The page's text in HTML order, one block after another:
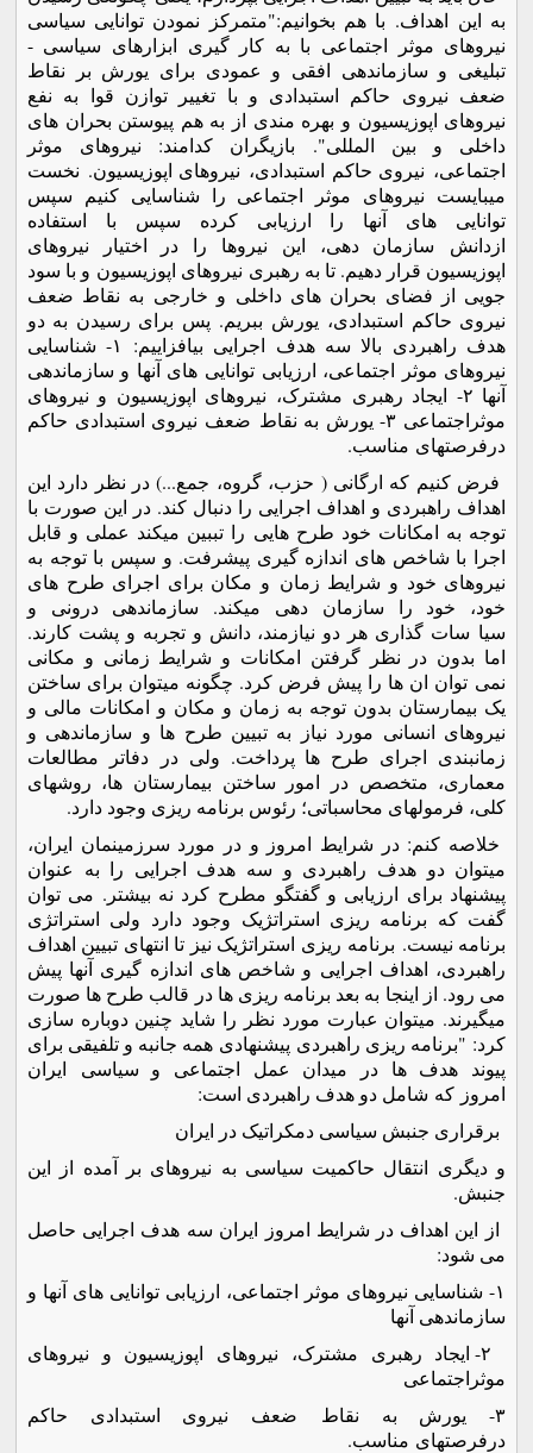
به این اهداف. با هم بخوانیم:"متمرکز نمودن توانایی سیاسی
نیروهای موثر اجتماعی با به کار گیری ابزارهای سیاسی -
تبلیغی و سازماندهی افقی و عمودی برای یورش بر نقاط
ضعف نیروی حاکم استبدادی و با تغییر توازن قوا به نفع
نیروهای اپوزیسیون و بهره مندی از به هم پیوستن بحران های
داخلی و بین المللی". بازیگران کدامند: نیروهای موثر
اجتماعی، نیروی حاکم استبدادی، نیروهای اپوزیسیون. نخست
میبایست نیروهای موثر اجتماعی را شناسایی کنیم سپس
توانایی های آنها را ارزیابی کرده سپس با استفاده
ازدانش سازمان دهی، این نیروها را در اختیار نیروهای
اپوزیسیون قرار دهیم. تا به رهبری نیروهای اپوزیسیون و با سود
جویی از فضای بحران های داخلی و خارجی به نقاط ضعف
نیروی حاکم استبدادی، یورش ببریم. پس برای رسیدن به دو
هدف راهبردی بالا سه هدف اجرایی بیافزاییم: ١- شناسایی
نیروهای موثر اجتماعی، ارزیابی توانایی های آنها و سازماندهی
آنها ٢- ایجاد رهبری مشترک، نیروهای اپوزیسیون و نیروهای
موثراجتماعی ٣- یورش به نقاط ضعف نیروی استبدادی حاکم
درفرصتهای مناسب.
فرض کنیم که ارگانی ( حزب، گروه، جمع...) در نظر دارد این
اهداف راهبردی و اهداف اجرایی را دنبال کند. در این صورت با
توجه به امکانات خود طرح هایی را تببین میکند عملی و قابل
اجرا با شاخص های اندازه گیری پیشرفت. و سپس با توجه به
نیروهای خود و شرایط زمان و مکان برای اجرای طرح های
خود، خود را سازمان دهی میکند. سازماندهی درونی و
سیا سات گذاری هر دو نیازمند، دانش و تجربه و پشت کارند.
اما بدون در نظر گرفتن امکانات و شرایط زمانی و مکانی
نمی توان ان ها را پیش فرض کرد. چگونه میتوان برای ساختن
یک بیمارستان بدون توجه به زمان و مکان و امکانات مالی و
نیروهای انسانی مورد نیاز به تبیین طرح ها و سازماندهی و
زمانبندی اجرای طرح ها پرداخت. ولی در دفاتر مطالعات
معماری، متخصص در امور ساختن بیمارستان ها، روشهای
کلی، فرمولهای محاسباتی؛ رئوس برنامه ریزی وجود دارد.
خلاصه کنم: در شرایط امروز و در مورد سرزمینمان ایران،
میتوان دو هدف راهبردی و سه هدف اجرایی را به عنوان
پیشنهاد برای ارزیابی و گفتگو مطرح کرد نه بیشتر. می توان
گفت که برنامه ریزی استراتژیک وجود دارد ولی استراتژی
برنامه نیست. برنامه ریزی استراتژیک نیز تا انتهای تبیین اهداف
راهبردی، اهداف اجرایی و شاخص های اندازه گیری آنها پیش
می رود. از اینجا به بعد برنامه ریزی ها در قالب طرح ها صورت
میگیرند. میتوان عبارت مورد نظر را شاید چنین دوباره سازی
کرد: "برنامه ریزی راهبردی پیشنهادی همه جانبه و تلفیقی برای
پیوند هدف ها در میدان عمل اجتماعی و سیاسی ایران
امروز که شامل دو هدف راهبردی است:
برقراری جنبش سیاسی دمکراتیک در ایران
و دیگری انتقال حاکمیت سیاسی به نیروهای بر آمده از این
جنبش.
از این اهداف در شرایط امروز ایران سه هدف اجرایی حاصل
می شود:
١- شناسایی نیروهای موثر اجتماعی، ارزیابی توانایی های آنها و
سازماندهی آنها
٢- ایجاد رهبری مشترک، نیروهای اپوزیسیون و نیروهای
موثراجتماعی
٣- یورش به نقاط ضعف نیروی استبدادی حاکم
درفرصتهای مناسب.